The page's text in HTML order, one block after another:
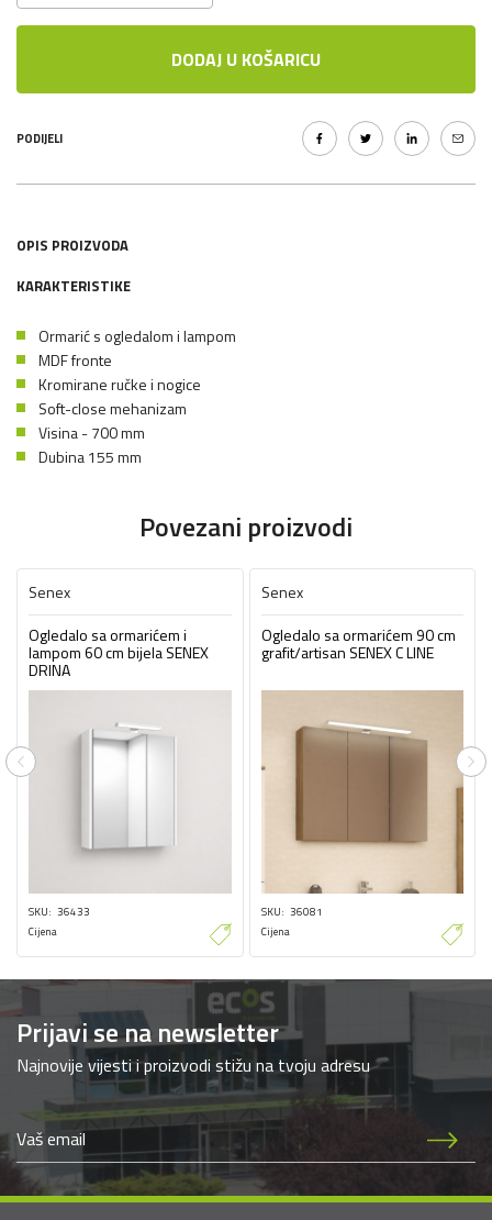
DODAJ U KOŠARICU
PODIJELI
OPIS PROIZVODA
KARAKTERISTIKE
Ormarić s ogledalom i lampom
MDF fronte
Kromirane ručke i nogice
Soft-close mehanizam
Visina - 700 mm
Dubina 155 mm
Povezani proizvodi
Senex
Ogledalo sa ormarićem i
lampom 60 cm bijela SENEX
DRINA
SKU 36433
Cijena
Senex
Ogledalo sa ormarićem 90 cm
grafit/artisan SENEX C LINE
SKU 36081
Cijena
Previous
Prijavi se na newsletter
Najnovije vijesti i proizvodi stižu na tvoju adresu